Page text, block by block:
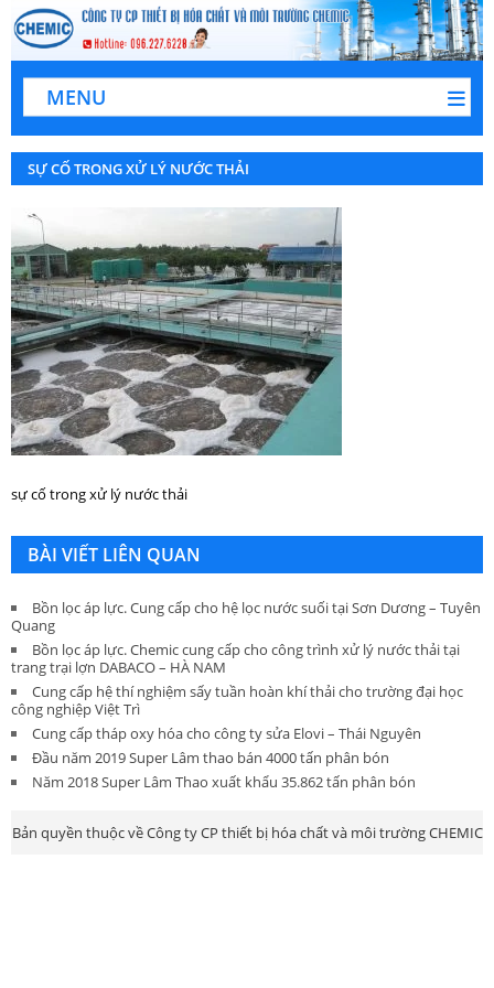
MENU
SỰ CỐ TRONG XỬ LÝ NƯỚC THẢI
sự cố trong xử lý nước thải
BÀI VIẾT LIÊN QUAN
Bồn lọc áp lực. Cung cấp cho hệ lọc nước suối tại Sơn Dương – Tuyên
Quang
Bồn lọc áp lực. Chemic cung cấp cho công trình xử lý nước thải tại
trang trại lợn DABACO – HÀ NAM
Cung cấp hệ thí nghiệm sấy tuần hoàn khí thải cho trường đại học
công nghiệp Việt Trì
Cung cấp tháp oxy hóa cho công ty sửa Elovi – Thái Nguyên
Đầu năm 2019 Super Lâm thao bán 4000 tấn phân bón
Năm 2018 Super Lâm Thao xuất khẩu 35.862 tấn phân bón
Bản quyền thuộc về Công ty CP thiết bị hóa chất và môi trường CHEMIC